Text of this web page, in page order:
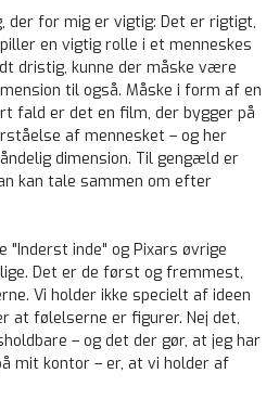
der for mig er vigtig: Det er rigtigt,
en vigtig rolle i et menneskes
dristig, kunne der måske være
til også. Måske i form af en
fald er det en film, der bygger på
af mennesket – og her
dimension. Til gengæld er
kan tale sammen om efter
"Inderst inde" og Pixars øvrige
Det er de først og fremmest,
Vi holder ikke specielt af ideen
at følelserne er figurer. Nej det,
– og det der gør, at jeg har
mit kontor – er, at vi holder af